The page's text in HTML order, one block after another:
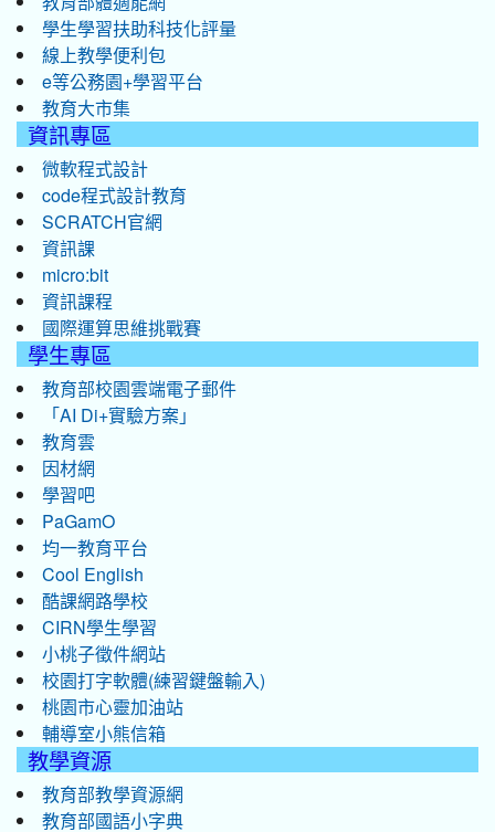
學生學習扶助科技化評量
線上教學便利包
e等公務園+學習平台
教育大市集
資訊專區
微軟程式設計
code程式設計教育
SCRATCH官網
資訊課
micro:bit
資訊課程
國際運算思維挑戰賽
學生專區
教育部校園雲端電子郵件
「AI Di+實驗方案」
教育雲
因材網
學習吧
PaGamO
均一教育平台
Cool English
酷課網路學校
CIRN學生學習
小桃子徵件網站
校園打字軟體(練習鍵盤輸入)
桃園市心靈加油站
輔導室小熊信箱
教學資源
教育部教學資源網
教育部國語小字典